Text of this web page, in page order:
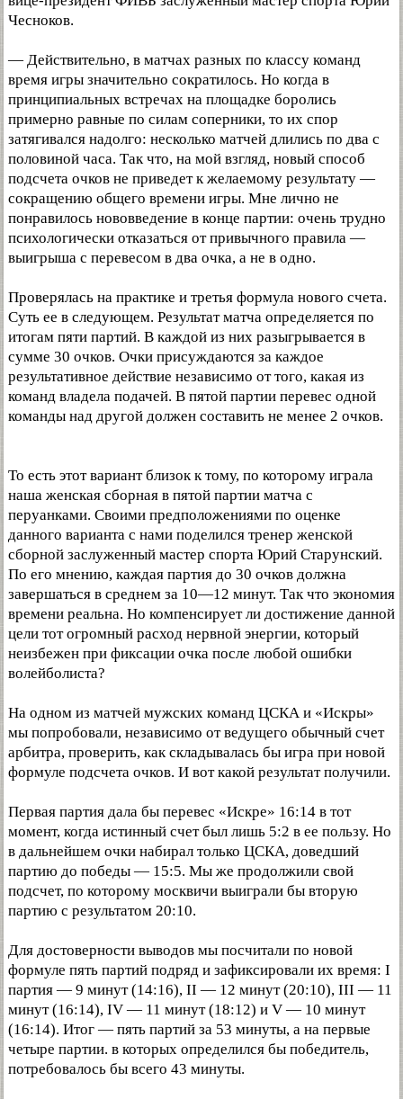
Чесноков.
— Действительно, в матчах разных по классу команд
время игры значительно сократилось. Но когда в
принципиальных встречах на площадке боролись
примерно равные по силам соперники, то их спор
затягивался надолго: несколько матчей длились по два с
половиной часа. Так что, на мой взгляд, новый способ
подсчета очков не приведет к желаемому результату —
сокращению общего времени игры. Мне лично не
понравилось нововведение в конце партии: очень трудно
психологически отказаться от привычного правила —
выигрыша с перевесом в два очка, а не в одно.
Проверялась на практике и третья формула нового счета.
Суть ее в следующем. Результат матча определяется по
итогам пяти партий. В каждой из них разыгрывается в
сумме 30 очков. Очки присуждаются за каждое
результативное действие независимо от того, какая из
команд владела подачей. В пятой партии перевес одной
команды над другой должен составить не менее 2 очков.
То есть этот вариант близок к тому, по которому играла
наша женская сборная в пятой партии матча с
перуанками. Своими предположениями по оценке
данного варианта с нами поделился тренер женской
сборной заслуженный мастер спорта Юрий Старунский.
По его мнению, каждая партия до 30 очков должна
завершаться в среднем за 10—12 минут. Так что экономия
времени реальна. Но компенсирует ли достижение данной
цели тот огромный расход нервной энергии, который
неизбежен при фиксации очка после любой ошибки
волейболиста?
На одном из матчей мужских команд ЦСКА и «Искры»
мы попробовали, независимо от ведущего обычный счет
арбитра, проверить, как складывалась бы игра при новой
формуле подсчета очков. И вот какой результат получили.
Первая партия дала бы перевес «Искре» 16:14 в тот
момент, когда истинный счет был лишь 5:2 в ее пользу. Но
в дальнейшем очки набирал только ЦСКА, доведший
партию до победы — 15:5. Мы же продолжили свой
подсчет, по которому москвичи выиграли бы вторую
партию с результатом 20:10.
Для достоверности выводов мы посчитали по новой
формуле пять партий подряд и зафиксировали их время: I
партия — 9 минут (14:16), II — 12 минут (20:10), III — 11
минут (16:14), IV — 11 минут (18:12) и V — 10 минут
(16:14). Итог — пять партий за 53 минуты, а на первые
четыре партии. в которых определился бы победитель,
потребовалось бы всего 43 минуты.